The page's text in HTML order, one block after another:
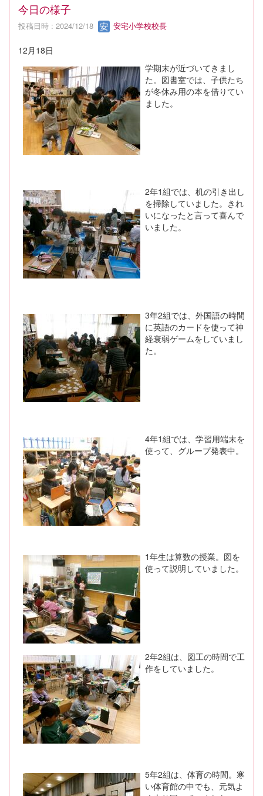
今日の様子
投稿日時 : 2024/12/18 安宅小学校校長
12月18日
学期末が近づいてきまし
た。図書室では、子供たち
が冬休み用の本を借りてい
ました。
2年1組では、机の引き出し
を掃除していました。きれ
いになったと言って喜んで
いました。
3年2組では、外国語の時間
に英語のカードを使って神
経衰弱ゲームをしていまし
た。
4年1組では、学習用端末を
使って、グループ発表中。
1年生は算数の授業。図を
使って説明していました。
2年2組は、図工の時間で工
作をしていました。
5年2組は、体育の時間。寒
い体育館の中でも、元気よ